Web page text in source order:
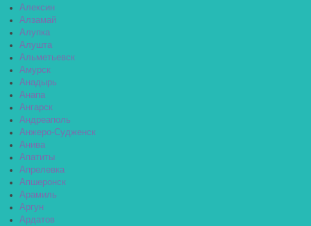
Алексин
Алзамай
Алупка
Алушта
Альметьевск
Амурск
Анадырь
Анапа
Ангарск
Андреаполь
Анжеро-Судженск
Анива
Апатиты
Апрелевка
Апшеронск
Арамиль
Аргун
Ардатов